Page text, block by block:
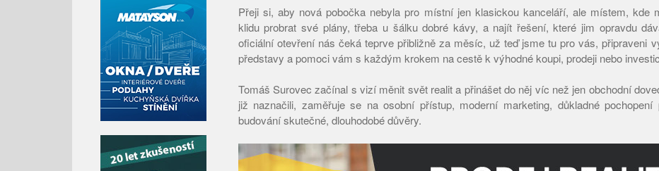
Přeji si, aby nová pobočka nebyla pro místní jen klasickou kanceláří, ale místem, kde
klidu probrat své plány, třeba u šálku dobré kávy, a najít řešení, které jim opravdu
oficiální otevření nás čeká teprve přibližně za měsíc, už teď jsme tu pro vás, připraveni
představy a pomoci vám s každým krokem na cestě k výhodné koupi, prodeji nebo
Tomáš Surovec začínal s vizí měnit svět realit a přinášet do něj víc než jen obchodní
již naznačili, zaměřuje se na osobní přístup, moderní marketing, důkladné pochopení
budování skutečné, dlouhodobé důvěry.